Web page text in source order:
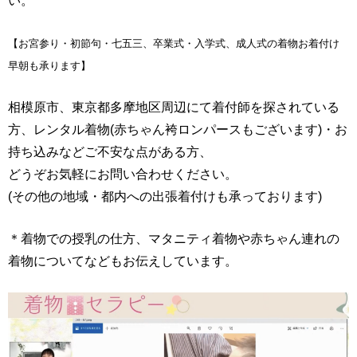
【お宮参り・初節句・七五三、卒業式・入学式、成人式の着物お着付け
早朝も承ります】
相模原市、東京都多摩地区周辺にて着付師を探されている
方、レンタル着物(赤ちゃん袴ロンパースもございます)・お
持ち込みなどご不安な点がある方、
どうぞお気軽にお問い合わせください。
(その他の地域・都内への出張着付けも承っております)
＊着物での授乳の仕方、マタニティ着物や赤ちゃん連れの
着物についてなどもお伝えしています。